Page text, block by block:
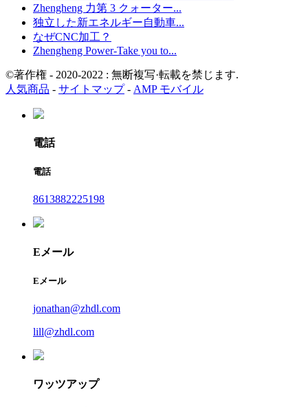
Zhengheng 力第 3 クォーター...
独立した新エネルギー自動車...
なぜCNC加工？
Zhengheng Power-Take you to...
©著作権 - 2020-2022 : 無断複写·転載を禁じます.
人気商品 - サイトマップ- AMP モバイル
電話
電話
8613882225198
Eメール
Eメール
jonathan@zhdl.com
lill@zhdl.com
ワッツアップ